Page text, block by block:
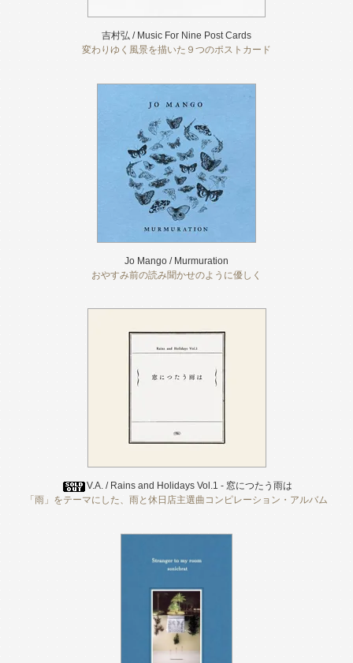
吉村弘 / Music For Nine Post Cards
変わりゆく風景を描いた９つのポストカード
Jo Mango / Murmuration
おやすみ前の読み聞かせのように優しく
V.A. / Rains and Holidays Vol.1 - 窓につたう雨は
「雨」をテーマにした、雨と休日店主選曲コンピレーション・アルバム